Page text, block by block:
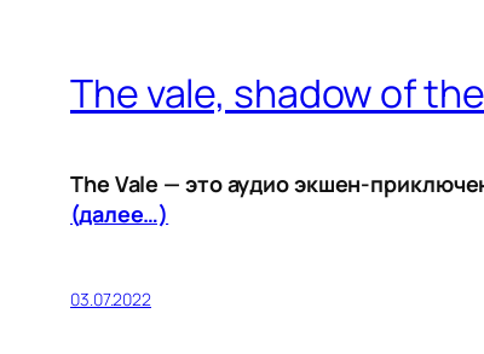
The vale, shadow of
The Vale — это аудио экшен-
(далее…)
03.07.2022